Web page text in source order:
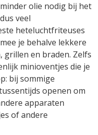
olie nodig bij het
veel
heteluchtfriteuses
je behalve lekkere
en braden. Zelfs
minioventjes die je
bij sommige
openen om
apparaten
of andere